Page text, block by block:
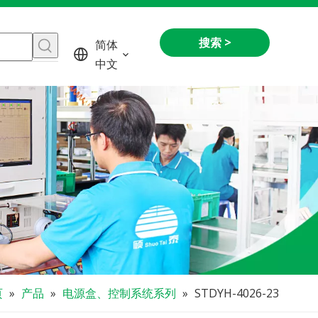
简体
中文
搜索 >
» 产品 » 电源盒、控制系统系列 » STDYH-4026-23